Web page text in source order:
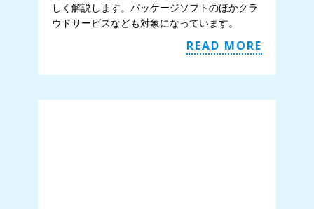
しく解説します。パッケージソフトのほかクラ
ウドサービスなども対象になっています。
READ MORE